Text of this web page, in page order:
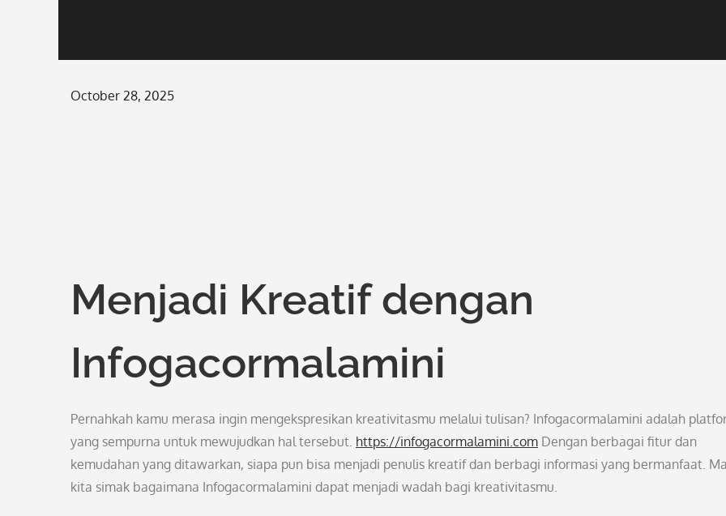
Posted
October 28, 2025
Menjadi Kreatif dengan
Infogacormalamini
Pernahkah kamu merasa ingin mengekspresikan kreativitasmu melalui tulisan? Infogacormalamini adalah
yang sempurna untuk mewujudkan hal tersebut. https://infogacormalamini.com Dengan berbagai fitur dan
kemudahan yang ditawarkan, siapa pun bisa menjadi penulis kreatif dan berbagi informasi yang bermanfaat.
kita simak bagaimana Infogacormalamini dapat menjadi wadah bagi kreativitasmu.